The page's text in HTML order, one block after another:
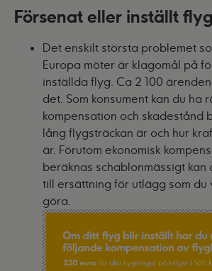
Försenat eller inställt flyg
Det enskilt största problemet
Europa möter är klagomål på
inställda flyg. Ca 2 100
det. Som konsument kan du ha
kompensation och skadestånd
lång flygsträckan är och hur
är. Förutom ekonomisk
beräknas schablonmässigt kan
till ersättning för utlägg som du
göra.